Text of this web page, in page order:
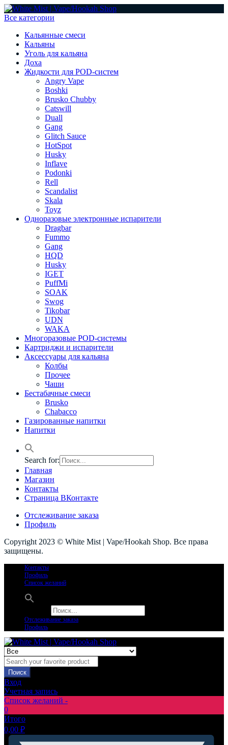
Все категории
Кальянные смеси
Кальяны
Уголь для кальяна
Доха
Жидкости для POD-систем
Angry Vape
Boshki
Brusko Chubby
Catswill
Duall
Gang
Glitch Sauce
HotSpot
Husky
Inflave
Podonki
Rell
Scandalist
Skala
Toyz
Одноразовые электронные испарители
Dragbar
Fummo
Gang
HQD
Husky
IGET
PuffMi
SOAK
Swog
Tikobar
UDN
WAKA
Многоразовые POD-системы
Картриджи и испарители
Аксессуары для кальяна
Колбы
Прочее
Чаши
Бестабачные смеси
Brusko
Chabacco
Газированные напитки
Напитки
Search for:
Главная
Магазин
Контакты
Страница ВКонтакте
Отслеживание заказа
Профиль
Copyright 2023 © White Mist | Vape/Hookah Shop. Все права
защищены.
Контакты
Профиль
Список желаний
Отслеживание заказа
Профиль
Поиск
Вход
Учетная запись
Список желаний -
0
Итого
0,00 ₽